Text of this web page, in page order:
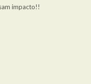
impacto!!